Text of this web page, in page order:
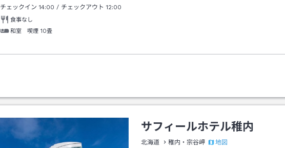
チェックイン14:00 / チェックアウト 12:00
食事なし
和室 喫煙 10畳
サフィールホテル稚内
北海道 稚内・宗谷岬 地図